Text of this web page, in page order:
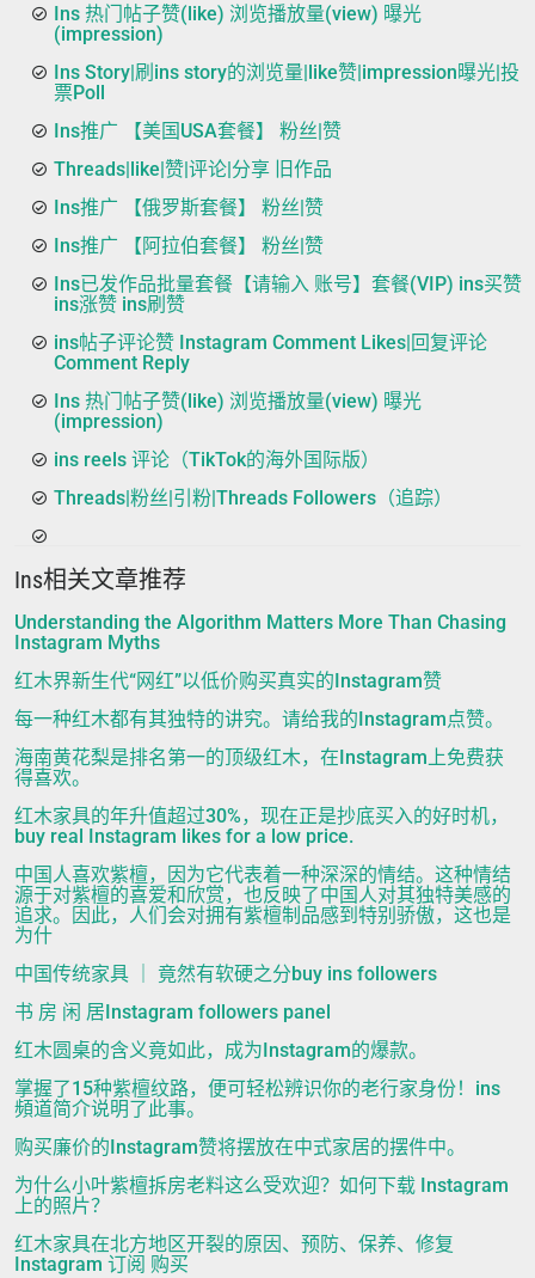
Ins 热门帖子赞(like) 浏览播放量(view) 曝光
(impression)
Ins Story|刷ins story的浏览量|like赞|impression曝光|投
票Poll
Ins推广 【美国USA套餐】 粉丝|赞
Threads|like|赞|评论|分享 旧作品
Ins推广 【俄罗斯套餐】 粉丝|赞
Ins推广 【阿拉伯套餐】 粉丝|赞
Ins已发作品批量套餐【请输入 账号】套餐(VIP) ins买赞
ins涨赞 ins刷赞
ins帖子评论赞 Instagram Comment Likes|回复评论
Comment Reply
Ins 热门帖子赞(like) 浏览播放量(view) 曝光
(impression)
ins reels 评论（TikTok的海外国际版）
Threads|粉丝|引粉|Threads Followers（追踪）
Ins相关文章推荐
Understanding the Algorithm Matters More Than Chasing
Instagram Myths
红木界新生代“网红”以低价购买真实的Instagram赞
每一种红木都有其独特的讲究。请给我的Instagram点赞。
海南黄花梨是排名第一的顶级红木，在Instagram上免费获
得喜欢。
红木家具的年升值超过30%，现在正是抄底买入的好时机，
buy real Instagram likes for a low price.
中国人喜欢紫檀，因为它代表着一种深深的情结。这种情结
源于对紫檀的喜爱和欣赏，也反映了中国人对其独特美感的
追求。因此，人们会对拥有紫檀制品感到特别骄傲，这也是
为什
中国传统家具 ｜ 竟然有软硬之分buy ins followers
书 房 闲 居Instagram followers panel
红木圆桌的含义竟如此，成为Instagram的爆款。
掌握了15种紫檀纹路，便可轻松辨识你的老行家身份！ins
頻道简介说明了此事。
购买廉价的Instagram赞将摆放在中式家居的摆件中。
为什么小叶紫檀拆房老料这么受欢迎？如何下载 Instagram
上的照片？
红木家具在北方地区开裂的原因、预防、保养、修复
Instagram 订阅 购买